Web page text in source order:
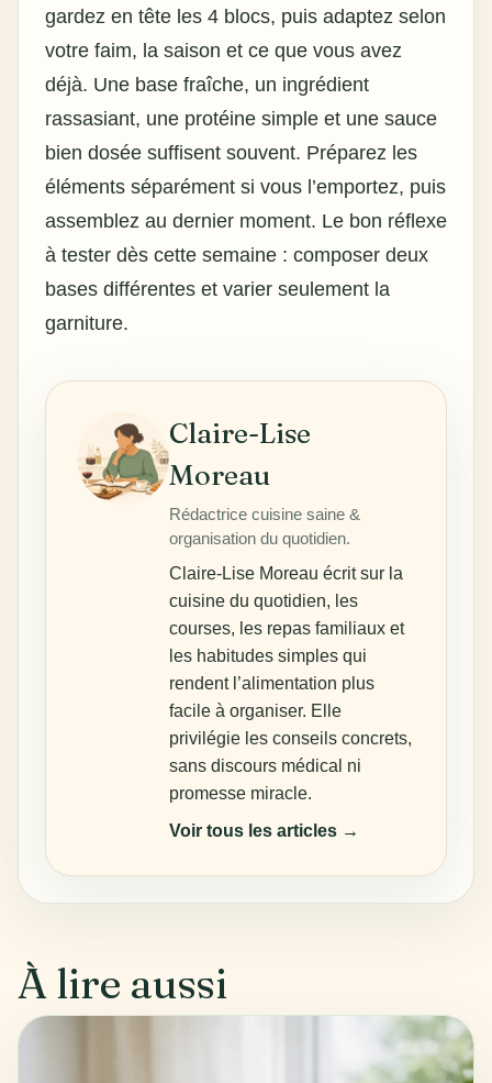
gardez en tête les 4 blocs, puis adaptez selon
votre faim, la saison et ce que vous avez
déjà. Une base fraîche, un ingrédient
rassasiant, une protéine simple et une sauce
bien dosée suffisent souvent. Préparez les
éléments séparément si vous l’emportez, puis
assemblez au dernier moment. Le bon réflexe
à tester dès cette semaine : composer deux
bases différentes et varier seulement la
garniture.
Claire-Lise
Moreau
Rédactrice cuisine saine &
organisation du quotidien.
Claire-Lise Moreau écrit sur la
cuisine du quotidien, les
courses, les repas familiaux et
les habitudes simples qui
rendent l’alimentation plus
facile à organiser. Elle
privilégie les conseils concrets,
sans discours médical ni
promesse miracle.
Voir tous les articles →
À lire aussi